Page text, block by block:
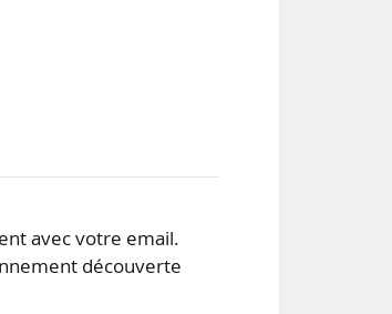
avec votre email.
découverte